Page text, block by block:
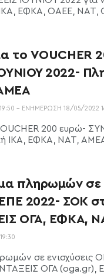
ΕΦΚΑ, ΟΑΕΕ, ΝΑΤ,
το VOUCHER
2022-
- ΕΝΗΜΈΡΩΣΗ 18/05/2022
200 ευρώ-
ΙΚΑ, ΕΦΚΑ, ΝΑΤ,
πληρωμών σε
2022- ΣΟΚ
ΟΓΑ, ΕΦΚΑ,
σε ενισχύσεις
ΟΓΑ (oga.gr),